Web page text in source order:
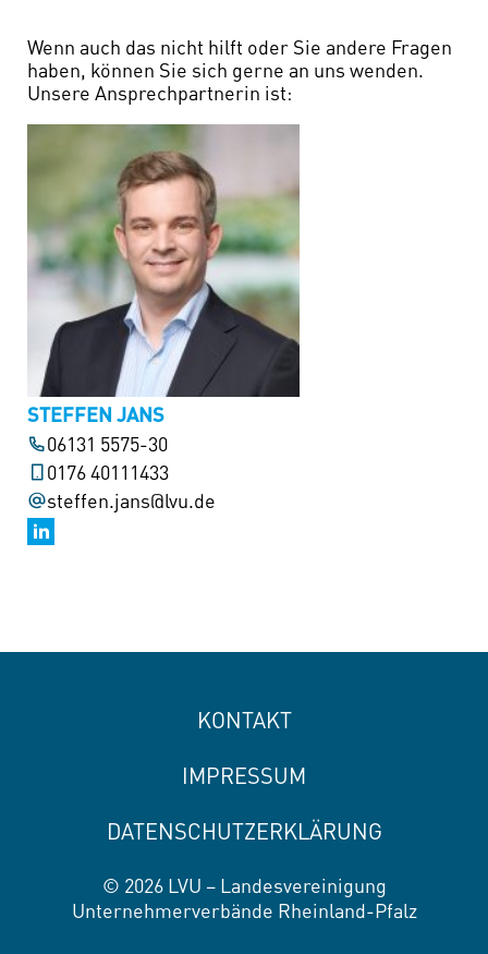
Wenn auch das nicht hilft oder Sie andere Fragen
haben, können Sie sich gerne an uns wenden.
Unsere Ansprechpartnerin ist:
STEFFEN JANS
06131 5575-30
0176 40111433
steffen.jans@lvu.de
KONTAKT
IMPRESSUM
DATENSCHUTZERKLÄRUNG
© 2026 LVU – Landesvereinigung
Unternehmerverbände Rheinland-Pfalz